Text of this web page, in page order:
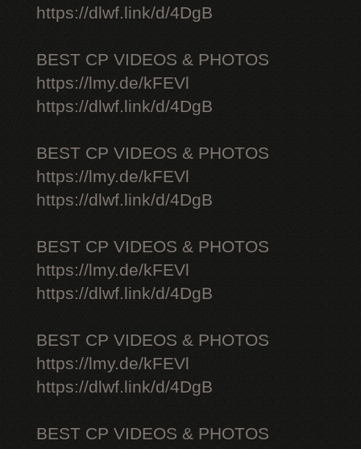
https://dlwf.link/d/4DgB
BEST CP VIDEOS & PHOTOS
https://lmy.de/kFEVl
https://dlwf.link/d/4DgB
BEST CP VIDEOS & PHOTOS
https://lmy.de/kFEVl
https://dlwf.link/d/4DgB
BEST CP VIDEOS & PHOTOS
https://lmy.de/kFEVl
https://dlwf.link/d/4DgB
BEST CP VIDEOS & PHOTOS
https://lmy.de/kFEVl
https://dlwf.link/d/4DgB
BEST CP VIDEOS & PHOTOS